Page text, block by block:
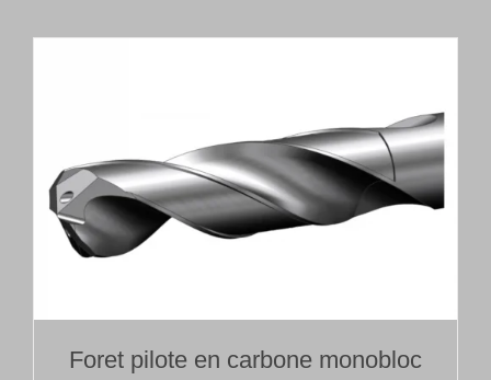
Type 110
Ø 3,000 mm
Longueur 1000 mm
Foret pilote en carbone monobloc